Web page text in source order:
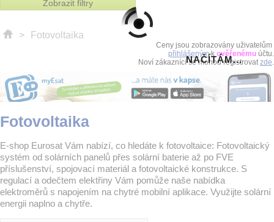
Zobrazit filtry
> Fotovoltaika
Ceny jsou zobrazovány uživatelům
přihlášenýmk ověřenému účtu.
Noví zákaznící se mohou registrovatzde.
Fotovoltaika
E-shop Eurosat Vám nabízí, co hledáte k fotovoltaice: Fotovoltaický
systém od solárních panelů přes solární baterie až po FVE
příslušenství, spojovací materiál a fotovoltaické konstrukce. S
regulací a odečtem elektřiny Vám pomůže naše nabídka
elektroměrů s napojením na chytré mobilní aplikace. Využijte solární
energii naplno a chytře.
NAČÍTÁM...